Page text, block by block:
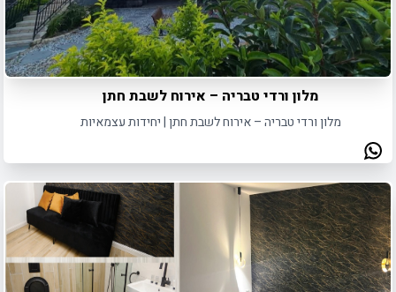
מלון ורדי טבריה – אירוח לשבת חתן
מלון ורדי טבריה – אירוח לשבת חתן | יחידות עצמאיות